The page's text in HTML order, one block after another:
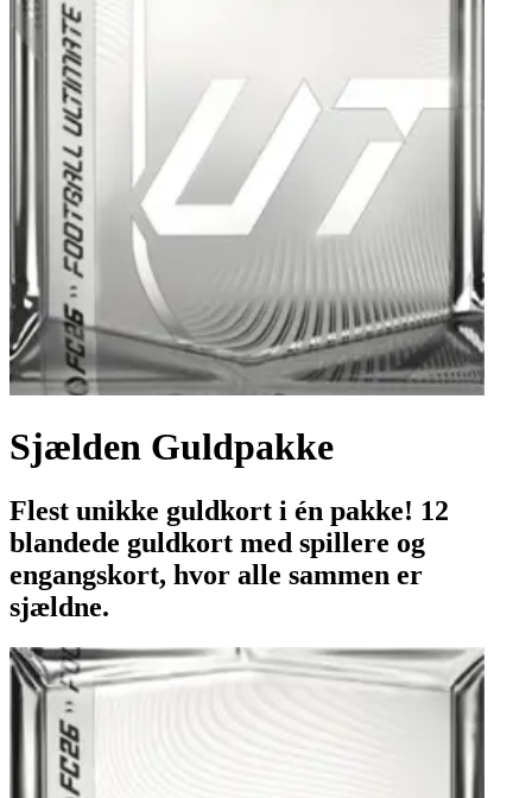
Sjælden Guldpakke
Flest unikke guldkort i én pakke! 12
blandede guldkort med spillere og
engangskort, hvor alle sammen er
sjældne.